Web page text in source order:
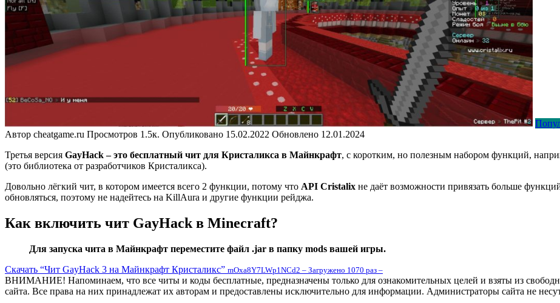
Автор cheatgame.ru Просмотров 1.5к. Опубликовано 15.02.2022 Обновлено 12.01.2024
Третья версия GayHack – это бесплатный чит для Кристаликса в Майнкрафт, с коротким, но полезным набором функций,
(это библиотека от разработчиков Кристаликса).
Довольно лёгкий чит, в котором имеется всего 2 функции, потому что API Cristalix не даёт возможности привязать больше
обновляться, поэтому не надейтесь на KillAura и другие функции рейджа.
Как включить чит GayHack в Minecraft?
Для запуска чита в Майнкрафт переместите файл .jar в папку mods вашей игры.
Скачать “Чит GayHack 3 на Майнкрафт Кристаликс” mOxa8Y7LWp1NCd2 – Загружено 1070 раз –
ВНИМАНИЕ! Напоминаем, что все читы и коды бесплатные, предназначены только для ознакомительных целей и взяты из
сайта. Все права на них принадлежат их авторам и предоставлены исключительно для информации. Администраторы сайта не